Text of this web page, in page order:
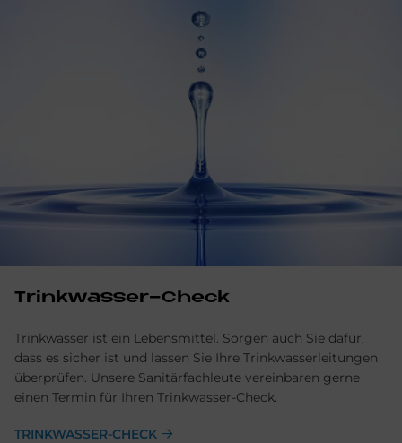
Trinkwasser-Check
Trinkwasser ist ein Lebensmittel. Sorgen auch Sie dafür,
dass es sicher ist und lassen Sie Ihre Trink­wasser­leitungen
überprüfen. Unsere Sanitär­fachleute ver­ein­baren gerne
einen Termin für Ihren Trink­wasser-Check.
TRINKWASSER-CHECK